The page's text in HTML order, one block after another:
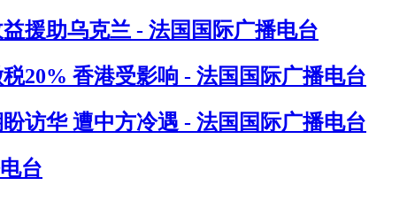
援助乌克兰 - 法国国际广播电台
20% 香港受影响 - 法国国际广播电台
访华 遭中方冷遇 - 法国国际广播电台
台